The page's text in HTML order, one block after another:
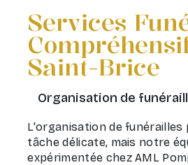
Services
Saint-Brice
Organisation de
L'organisation de funérailles
tâche délicate, mais notre
expérimentée chez AML